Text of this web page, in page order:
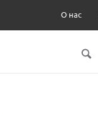
О нас